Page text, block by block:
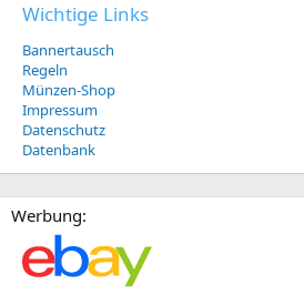
Wichtige Links
Bannertausch
Regeln
Münzen-Shop
Impressum
Datenschutz
Datenbank
Werbung: